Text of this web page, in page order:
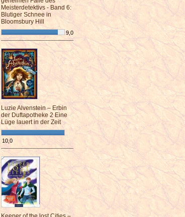
Meisterdetektivs - Band 6:
Blutiger Schnee in
Bloomsbury Hill
9,0
¯¯¯¯¯¯¯¯¯¯¯¯¯¯¯¯¯¯¯¯¯¯¯¯
Luzie Alvenstein – Erbin
der Duftapotheke 2 Eine
Lüge lauert in der Zeit
10,0
¯¯¯¯¯¯¯¯¯¯¯¯¯¯¯¯¯¯¯¯¯¯¯¯